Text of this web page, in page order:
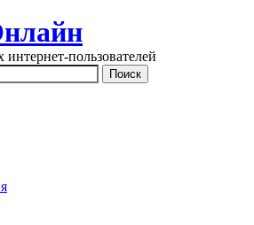
пользователей